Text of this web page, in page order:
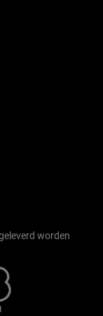
worden